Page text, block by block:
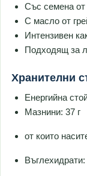
Със семена от
С масло от
Интензивен
Подходящ за
Хранителни
Енергийна
Мазнини: 37 г
от които
Въглехидрати: